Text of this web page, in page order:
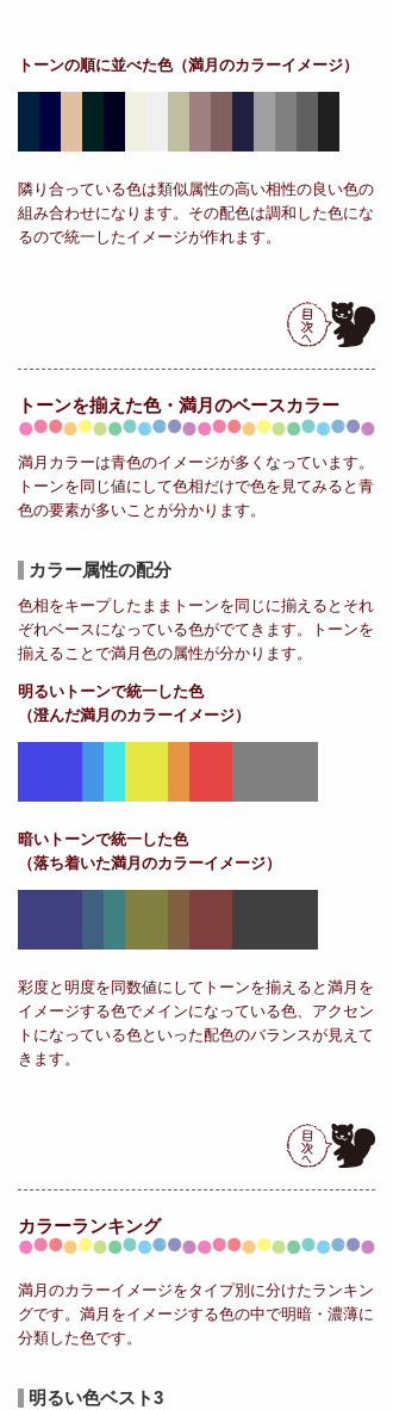
トーンの順に並べた色（満月のカラーイメージ）
隣り合っている色は類似属性の高い相性の良い色の
組み合わせになります。その配色は調和した色にな
るので統一したイメージが作れます。
トーンを揃えた色・満月のベースカラー
満月カラーは青色のイメージが多くなっています。
トーンを同じ値にして色相だけで色を見てみると青
色の要素が多いことが分かります。
カラー属性の配分
色相をキープしたままトーンを同じに揃えるとそれ
ぞれベースになっている色がでてきます。トーンを
揃えることで満月色の属性が分かります。
明るいトーンで統一した色
（澄んだ満月のカラーイメージ）
暗いトーンで統一した色
（落ち着いた満月のカラーイメージ）
彩度と明度を同数値にしてトーンを揃えると満月を
イメージする色でメインになっている色、アクセン
トになっている色といった配色のバランスが見えて
きます。
カラーランキング
満月のカラーイメージをタイプ別に分けたランキン
グです。満月をイメージする色の中で明暗・濃薄に
分類した色です。
明るい色ベスト3